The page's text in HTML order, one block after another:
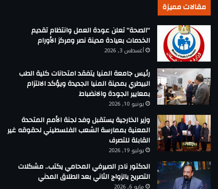
مقالات مميزة
“الصحة” تعلن عودة العمل وانتظام تقديم
الخدمات بعيادة مدينة نصر ومركز الأورام
أغسطس 3, 2026
رئيس جامعة المنيا يتفقد امتحانات كلية الطب
البيطري بمدينة المنيا الجديدة ويؤكد الالتزام
بمعايير الجودة والانضباط
يونيو 10, 2026
وزير الخارجية يستقبل وفد لجنة الأمم المتحدة
المعنية بممارسة الشعب الفلسطيني لحقوقه غير
القابلة للتصرف
يوليو 19, 2026
الدكتور نادر الصيرفي المحامي يكتب.. مشكلات
التصريح بالزواج الثاني بعد الطلاق المدني
مايو 6, 2026